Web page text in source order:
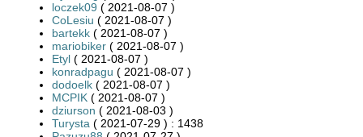
loczek09 ( 2021-08-07 )
CoLesiu ( 2021-08-07 )
bartekk ( 2021-08-07 )
mariobiker ( 2021-08-07 )
Etyl ( 2021-08-07 )
konradpagu ( 2021-08-07 )
dodoelk ( 2021-08-07 )
MCPIK ( 2021-08-07 )
dziurson ( 2021-08-03 )
Turysta ( 2021-07-29 ) : 1438